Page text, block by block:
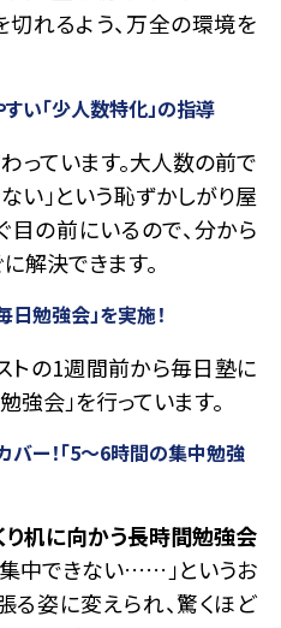
切れるよう、万全の環境を
い「少人数特化」の指導
っています。大人数の前で
い」という恥ずかしがり屋
目の前にいるので、分から
解決できます。
勉強会」を実施！
トの1週間前から毎日塾に
強会」を行っています。
ー！「5〜6時間の集中勉強
り机に向かう長時間勉強会
中できない……」というお
る姿に変えられ、驚くほど